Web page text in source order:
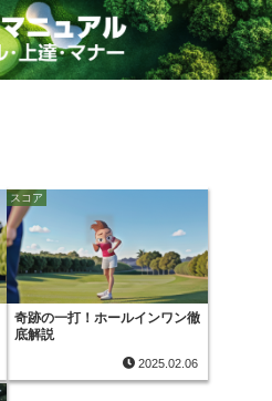
スコア
奇跡の一打！ホールインワン徹
底解説
2025.02.06